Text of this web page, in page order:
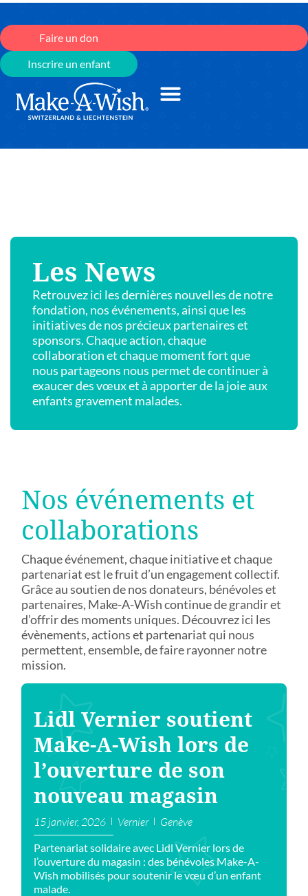
Faire un don
Inscrire un enfant
Les News
Retrouvez ici les dernières nouvelles de notre
fondation, nos événements, ainsi que les
initiatives de nos précieux partenaires et
sponsors. Chaque action, chaque
collaboration et chaque moment fort que
nous partageons nous permet de continuer à
exaucer des vœux et à apporter de la joie aux
enfants gravement malades.
Nos événements et
collaborations
Chaque événement, chaque initiative et chaque
partenariat est le fruit d’un engagement collectif.
Grâce au soutien de nos donateurs, bénévoles et
partenaires, Make-A-Wish continue de grandir et
d’offrir des moments uniques. Découvrez ici les
évènements, actions et partenariat qui nous
permettent, ensemble, de faire rayonner notre
mission.
Lidl Vernier soutient
Make-A-Wish lors de
l’ouverture de son
nouveau magasin
15 janvier, 2026 Vernier Genève
Partenariat solidaire avec Lidl Vernier lors de
l’ouverture du magasin : des bénévoles Make-A-
Wish mobilisés pour soutenir le vœu d’un enfant
malade.